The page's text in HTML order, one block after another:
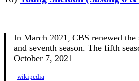
In March 2021, CBS renewed
and seventh season. The fifth
October 7, 2021
–wikipedia